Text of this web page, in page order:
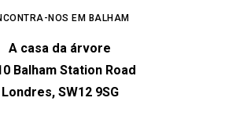
NOS EM BALHAM
A casa da árvore
Balham Station Road
Londres, SW12 9SG